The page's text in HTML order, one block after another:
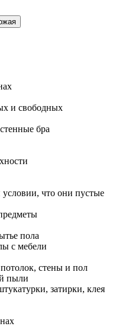
и свободных
бра
что они пустые
пола
с мебели
стены и пол
пыли
затирки, клея